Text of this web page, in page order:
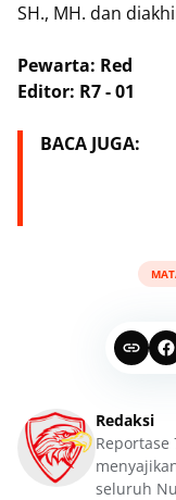
SH., MH. dan
Pewarta: Red
Editor: R7 - 01
BACA JUGA:
Redaksi
seluruh